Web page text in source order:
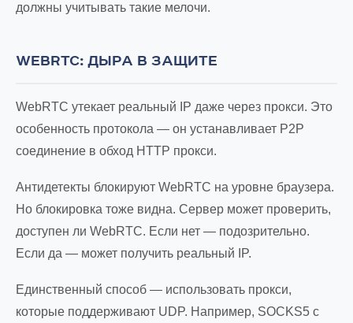
должны учитывать такие мелочи.
WEBRTC: ДЫРА В ЗАЩИТЕ
WebRTC утекает реальный IP даже через прокси. Это
особенность протокола — он устанавливает P2P
соединение в обход HTTP прокси.
Антидетекты блокируют WebRTC на уровне браузера.
Но блокировка тоже видна. Сервер может проверить,
доступен ли WebRTC. Если нет — подозрительно.
Если да — может получить реальный IP.
Единственный способ — использовать прокси,
которые поддерживают UDP. Например, SOCKS5 с